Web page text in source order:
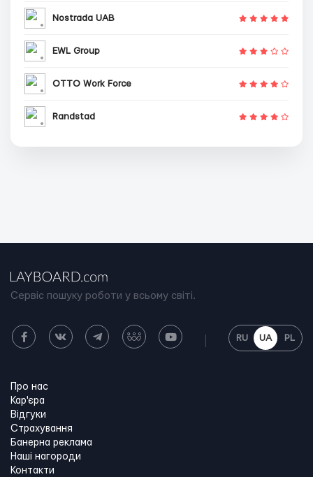
Nostrada UAB
EWL Group
OTTO Work Force
Randstad
Сервіс пошуку роботи у всьому світі.
RU UA PL
Про нас
Кар'єра
Відгуки
Страхування
Банерна реклама
Наші нагороди
Контакти